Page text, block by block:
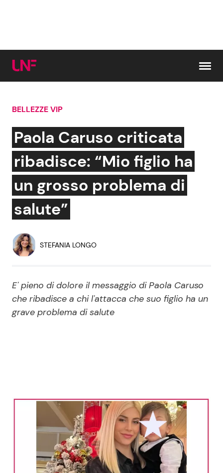
Cerca:
News e Cronaca
Attualità Italiana
Dal Mondo
Economia
Persone Scomparse
Politica
Gossip e TV
Bellezze VIP
Reality e Talent
News Musica
News Spettacolo
Benessere Cucina e Ricette
BELLEZZE VIP
Paola Caruso criticata
ribadisce: “Mio figlio ha
un grosso problema di
salute”
STEFANIA LONGO
E' pieno di dolore il messaggio di Paola Caruso
che ribadisce a chi l'attacca che suo figlio ha un
grave problema di salute